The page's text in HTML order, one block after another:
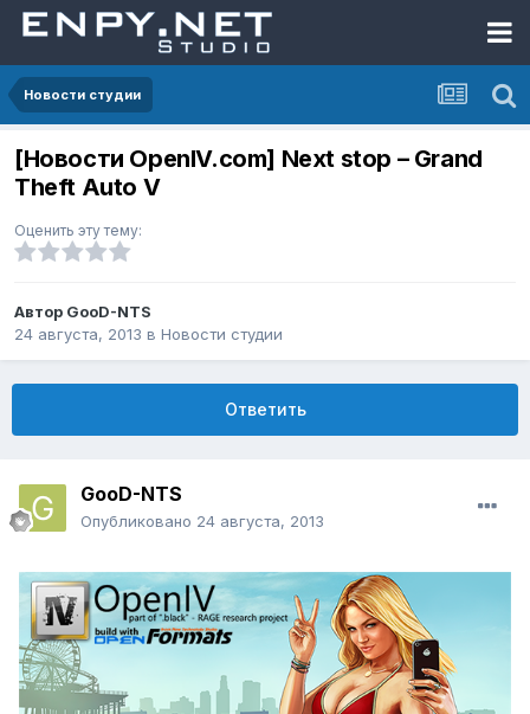
Новости студии
[Новости OpenIV.com] Next stop – Grand
Theft Auto V
Оценить эту тему:
Автор GooD-NTS
24 августа, 2013 в Новости студии
Ответить
GooD-NTS
Опубликовано 24 августа, 2013